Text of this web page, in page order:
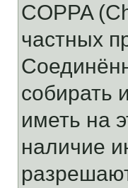
COPPA
частных
собирать
иметь на
наличие